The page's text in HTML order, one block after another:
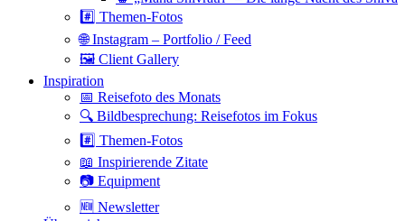
#️⃣ Themen-Fotos
🌐 Instagram – Portfolio / Feed
🖼 Client Gallery
Inspiration
📅 Reisefoto des Monats
🔍 Bildbesprechung: Reisefotos im Fokus
#️⃣ Themen-Fotos
📖 Inspirierende Zitate
📷 Equipment
🆕 Newsletter